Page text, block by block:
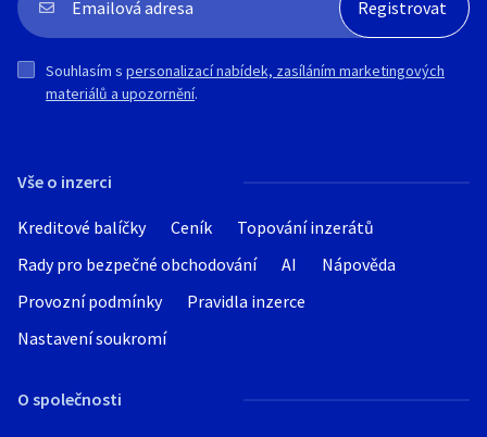
Vše o inzerci
Kreditové balíčky Ceník
Topování inzerátů
Rady pro bezpečné obchodování
AI
Nápověda
Provozní podmínky
Pravidla inzerce
Nastavení soukromí
O společnosti
Souhlasím s personalizací nabídek, zasíláním marketingových
materiálů a upozornění.